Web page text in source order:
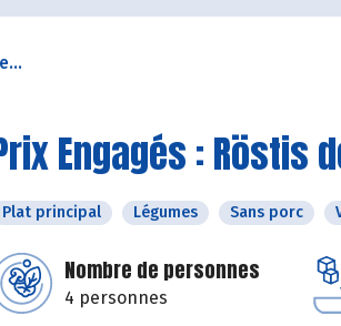
Engagés : Röstis
Plat principal Légumes Sans porc
Nombre de personnes
4 personnes